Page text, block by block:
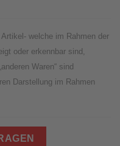
welche im Rahmen der
oder erkennbar sind,
Waren“ sind
Darstellung im Rahmen